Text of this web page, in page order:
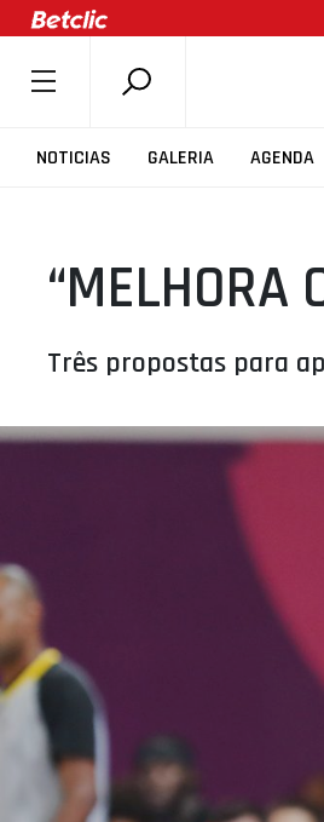
NOTICIAS GALERIA AGENDA
SOBRE A FPB
COMPETIÇÕES
ASSOCIAÇÕES
CLUBES
AGENDA
MINIBASQUETE
ÁREA TÉCNICA
“MELHORA
Três propostas para